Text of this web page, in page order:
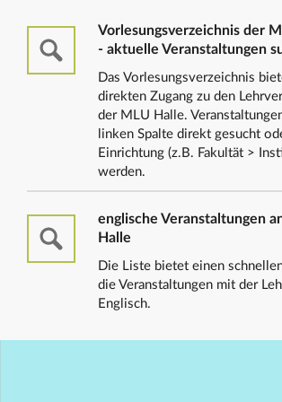
Vorlesungsverzeichnis der
- aktuelle Veranstaltungen
Das Vorlesungsverzeichnis
direkten Zugang zu den
der MLU Halle.
linken Spalte direkt gesucht
Einrichtung (z.B. Fakultät >
werden.
englische Veranstaltungen
Halle
Die Liste bietet einen
die Veranstaltungen mit der
Englisch.